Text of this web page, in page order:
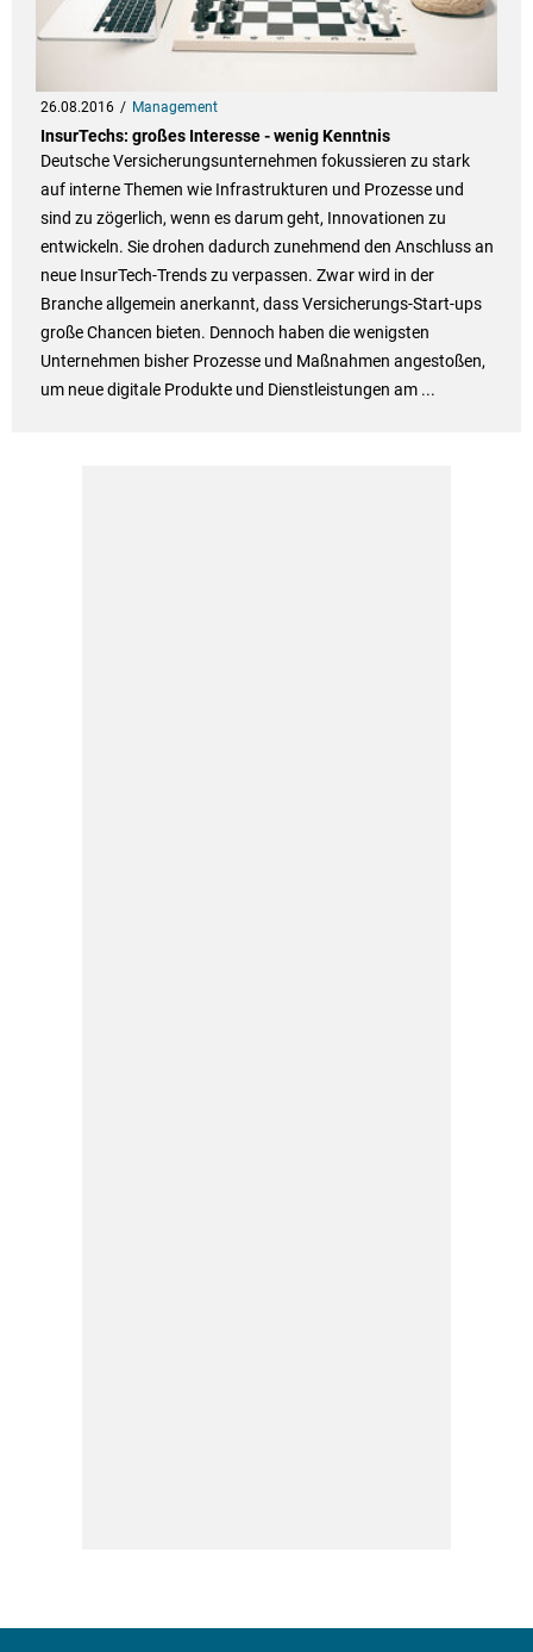
26.08.2016 Management
InsurTechs: großes Interesse - wenig Kenntnis
Deutsche Versicherungsunternehmen fokussieren zu stark
auf interne Themen wie Infrastrukturen und Prozesse und
sind zu zögerlich, wenn es darum geht, Innovationen zu
entwickeln. Sie drohen dadurch zunehmend den Anschluss an
neue InsurTech-Trends zu verpassen. Zwar wird in der
Branche allgemein anerkannt, dass Versicherungs-Start-ups
große Chancen bieten. Dennoch haben die wenigsten
Unternehmen bisher Prozesse und Maßnahmen angestoßen,
um neue digitale Produkte und Dienstleistungen am ...